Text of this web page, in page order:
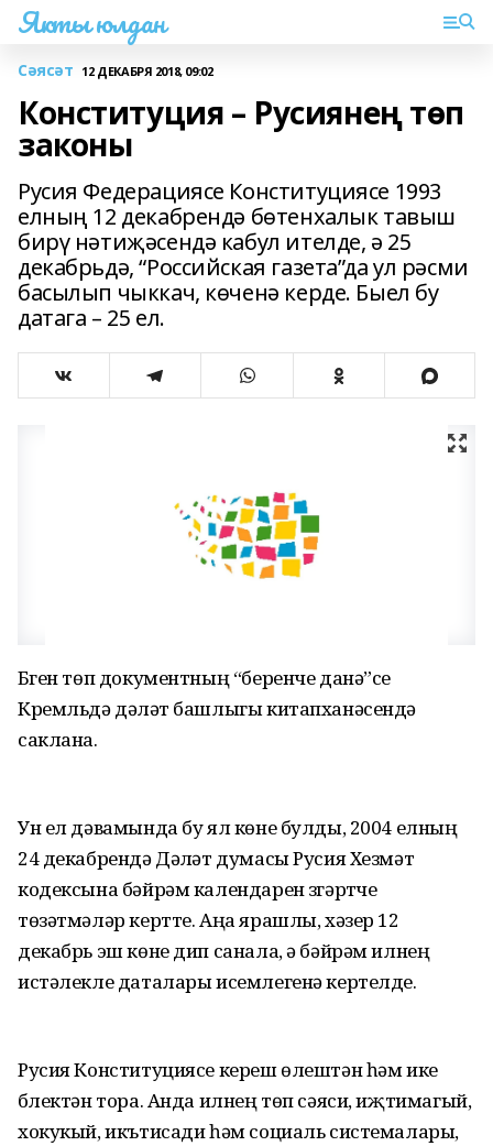
Якты юлдан
Сәясәт 12 ДЕКАБРЯ 2018, 09:02
Конституция – Русиянең төп
законы
Русия Федерациясе Конституциясе 1993
елның 12 декабрендә бөтенхалык тавыш
бирү нәтиҗәсендә кабул ителде, ә 25
декабрьдә, “Российская газета”да ул рәсми
басылып чыккач, көченә керде. Быел бу
датага – 25 ел.
Бүген төп документның “беренче данә”се
Кремльдә дәүләт башлыгы китапханәсендә
саклана.
Ун ел дәвамында бу ял көне булды, 2004 елның
24 декабрендә Дәүләт думасы Русия Хезмәт
кодексына бәйрәм календарен үзгәртүче
төзәтмәләр кертте. Аңа ярашлы, хәзер 12
декабрь эш көне дип санала, ә бәйрәм илнең
истәлекле даталары исемлегенә кертелде.
Русия Конституциясе кереш өлештән һәм ике
бүлектән тора. Анда илнең төп сәяси, иҗтимагый,
хокукый, икътисади һәм социаль системалары,